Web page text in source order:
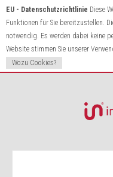
EU - Datenschutzrichtlinie Diese
Funktionen für Sie bereitzustellen.
notwendig. Es werden dabei keine
Website stimmen Sie unserer
Wozu Cookies?